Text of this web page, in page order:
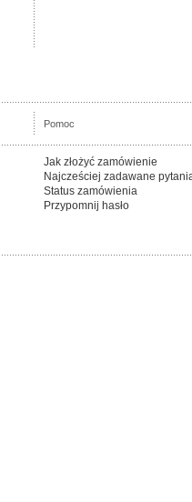
Pomoc
Jak złożyć zamówienie
Najcześciej zadawane
Status zamówienia
Przypomnij hasło